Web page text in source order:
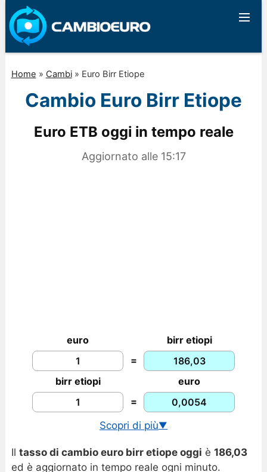
Home » Cambi» Euro Birr Etiope
Cambio Euro Birr Etiope
Euro ETB oggi in tempo reale
Aggiornato alle 15:17
euro
birr etiopi
=
birr etiopi
euro
=
Scopri di più▼
Cambio USD/ETB in tempo reale
Grafico euro birr etiope
Il tasso di cambio euro birr etiope oggi è 186,03
ed è aggiornato in tempo reale ogni minuto.